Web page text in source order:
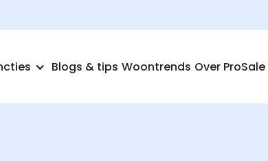
Blogs & tips Woontrends Over ProSale